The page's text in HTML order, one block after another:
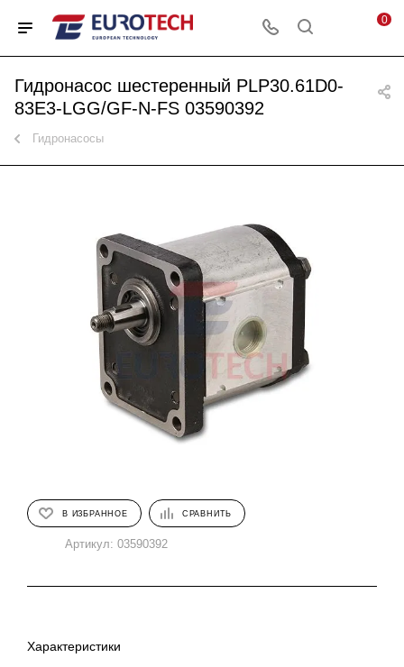
0
Гидронасос шестеренный PLP30.61D0-
83E3-LGG/GF-N-FS 03590392
Гидронасосы
В ИЗБРАННОЕ СРАВНИТЬ
Артикул: 03590392
Характеристики